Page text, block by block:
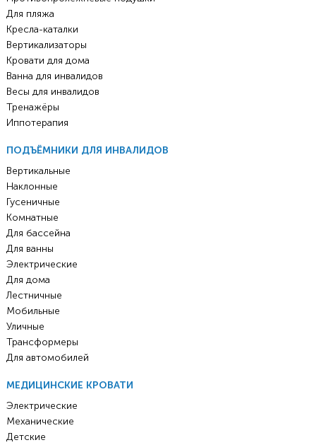
Для пляжа
Кресла-каталки
Вертикализаторы
Кровати для дома
Ванна для инвалидов
Весы для инвалидов
Тренажёры
Иппотерапия
ПОДЪЁМНИКИ ДЛЯ ИНВАЛИДОВ
Вертикальные
Наклонные
Гусеничные
Комнатные
Для бассейна
Для ванны
Электрические
Для дома
Лестничные
Мобильные
Уличные
Трансформеры
Для автомобилей
МЕДИЦИНСКИЕ КРОВАТИ
Электрические
Механические
Детские